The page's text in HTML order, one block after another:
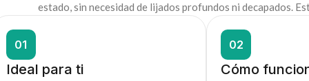
estado, sin necesidad de lijados profundos ni decapados.
01
Ideal para ti
02
Cómo